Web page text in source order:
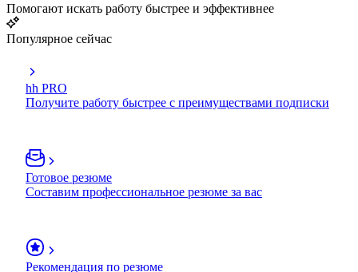
Помогают искать работу быстрее и эффективнее
Популярное сейчас
hh PRO
Получите работу быстрее с преимуществами подписки
Готовое резюме
Составим профессиональное резюме за вас
Рекомендация по резюме